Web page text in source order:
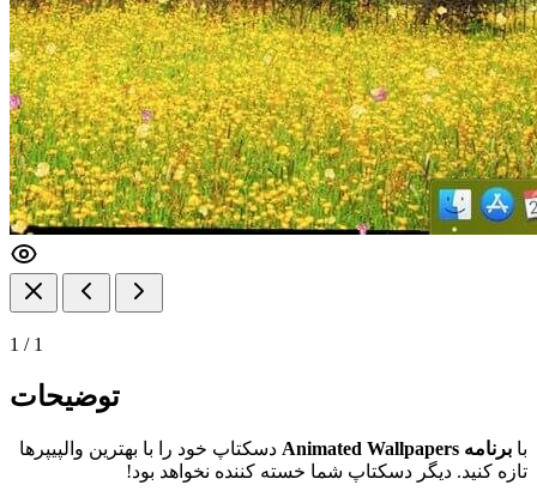
1 / 1
توضیحات
با برنامه Animated Wallpapers
دسکتاپ خود را با بهترین والپیپرها
تازه کنید. دیگر دسکتاپ شما خسته کننده نخواهد بود!